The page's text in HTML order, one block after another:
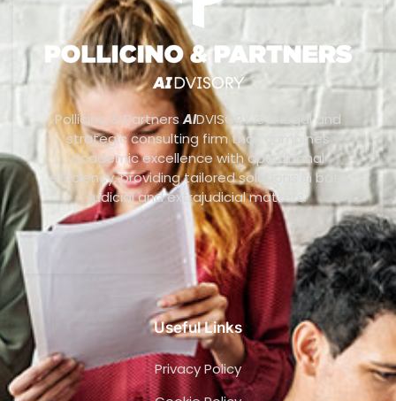
Pollicino & PartnersAIDVISORY is a legal and
strategic consulting firm that combines
academic excellence with operational
efficiency, providing tailored solutions in both
judicial and extrajudicial matters.
Useful Links
Privacy Policy